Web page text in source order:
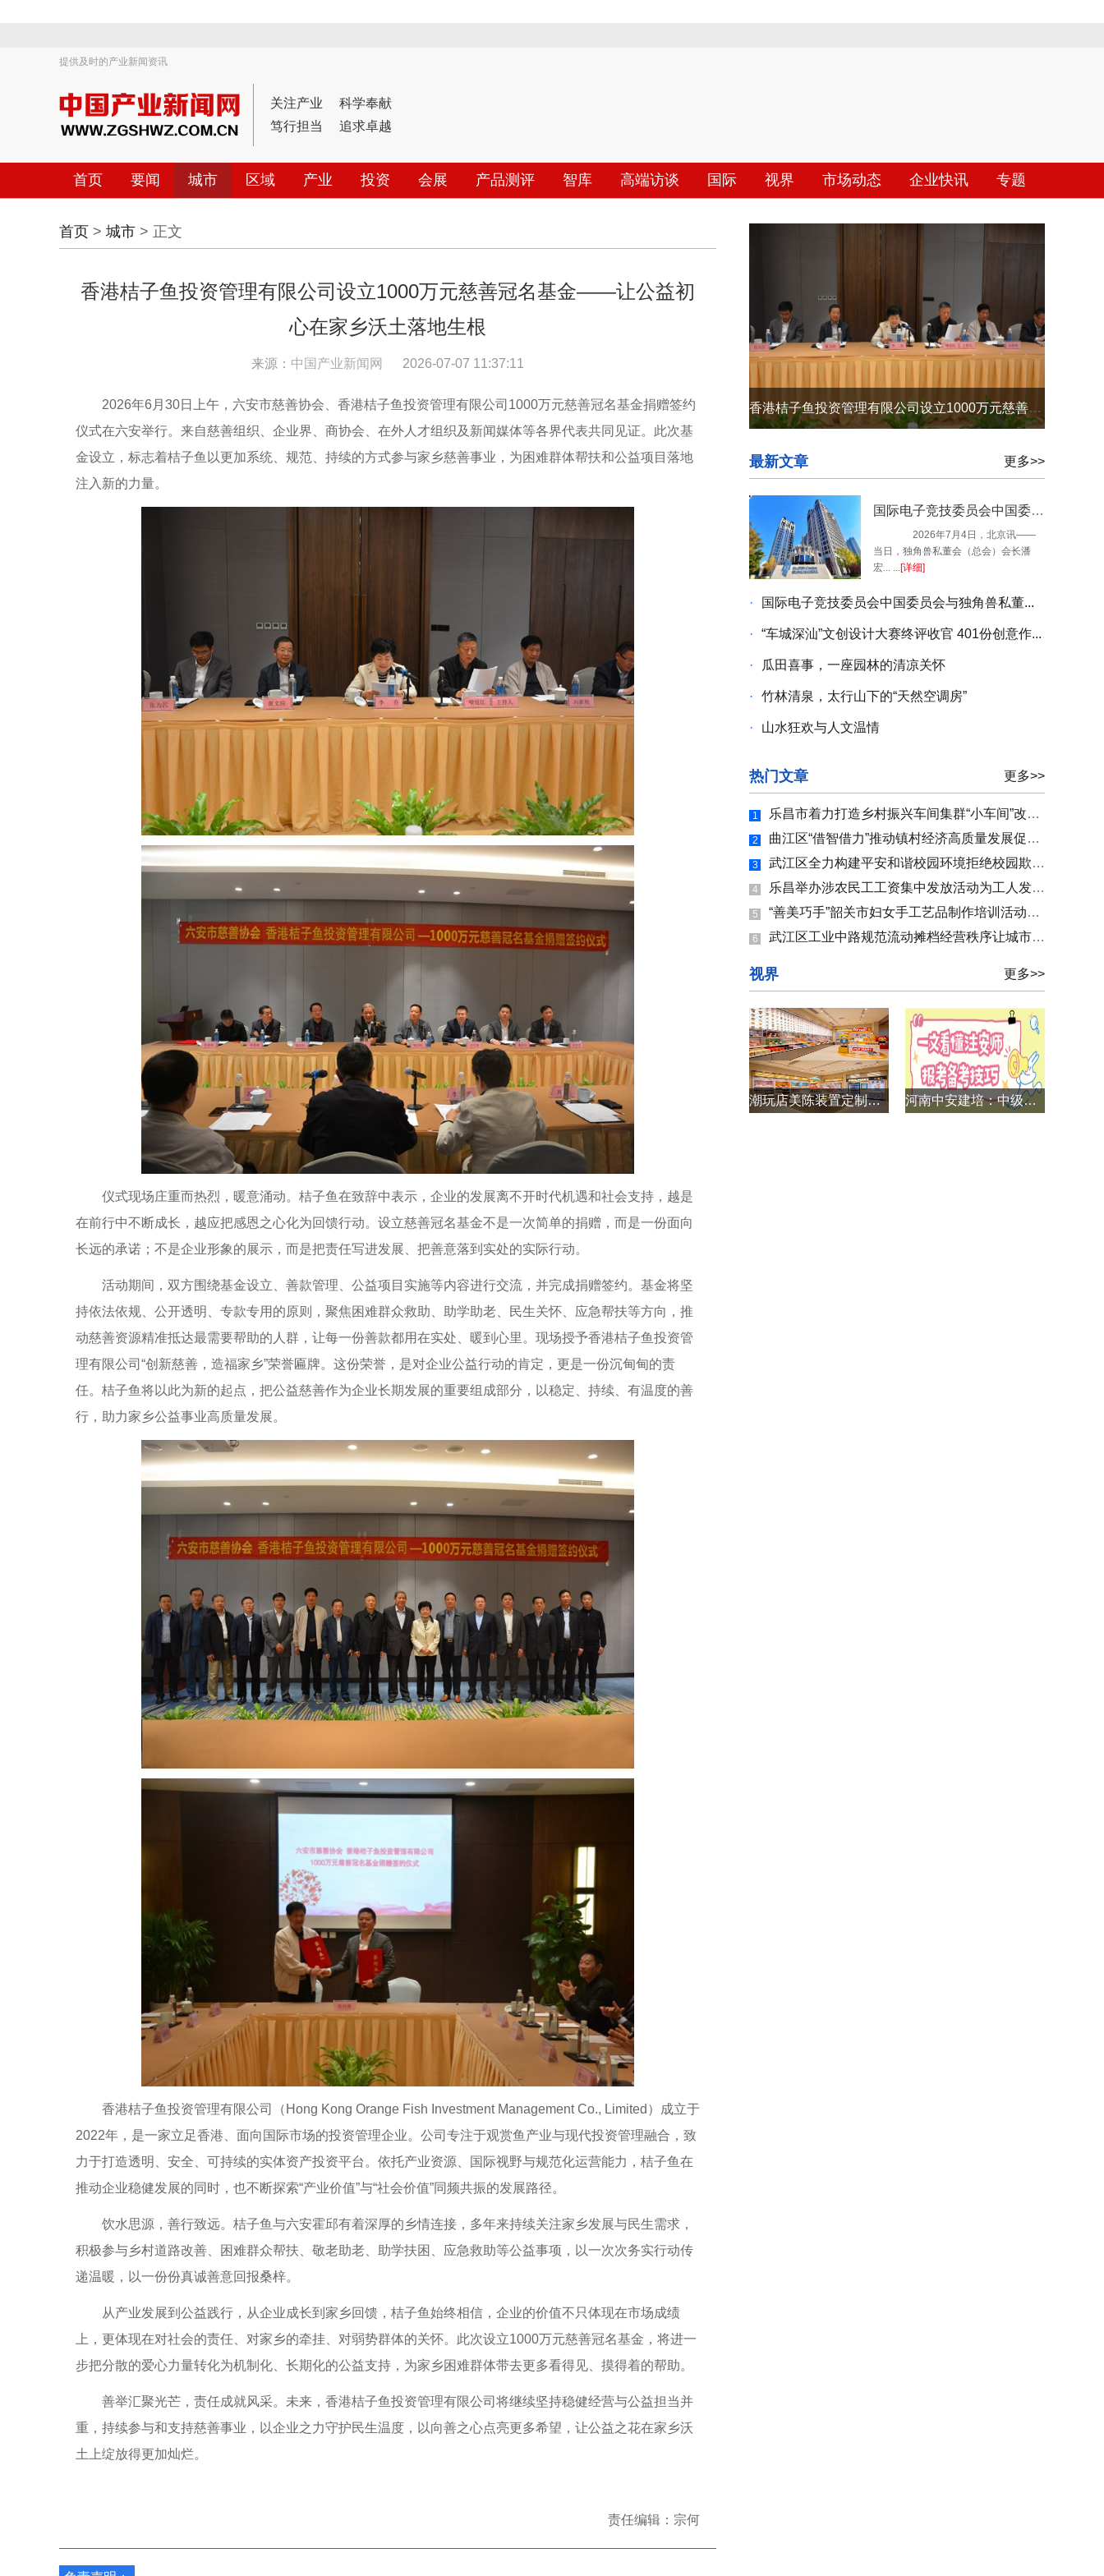
提供及时的产业新闻资讯
关注产业
科学奉献
笃行担当
追求卓越
首页 要闻 城市 区域 产业 投资 会展 产品测评 智库 高端访谈 国际 视界 市场动态 企业快讯 专题
首页 > 城市 > 正文
香港桔子鱼投资管理有限公司设立1000万元慈善冠名基金——让公益初
心在家乡沃土落地生根
来源： 中国产业新闻网 2026-07-07 11:37:11
2026年6月30日上午，六安市慈善协会、香港桔子鱼投资管理有限公司1000万元慈善冠名基金捐赠签约
仪式在六安举行。来自慈善组织、企业界、商协会、在外人才组织及新闻媒体等各界代表共同见证。此次基
金设立，标志着桔子鱼以更加系统、规范、持续的方式参与家乡慈善事业，为困难群体帮扶和公益项目落地
注入新的力量。
仪式现场庄重而热烈，暖意涌动。桔子鱼在致辞中表示，企业的发展离不开时代机遇和社会支持，越是
在前行中不断成长，越应把感恩之心化为回馈行动。设立慈善冠名基金不是一次简单的捐赠，而是一份面向
长远的承诺；不是企业形象的展示，而是把责任写进发展、把善意落到实处的实际行动。
活动期间，双方围绕基金设立、善款管理、公益项目实施等内容进行交流，并完成捐赠签约。基金将坚
持依法依规、公开透明、专款专用的原则，聚焦困难群众救助、助学助老、民生关怀、应急帮扶等方向，推
动慈善资源精准抵达最需要帮助的人群，让每一份善款都用在实处、暖到心里。现场授予香港桔子鱼投资管
理有限公司“创新慈善，造福家乡”荣誉匾牌。这份荣誉，是对企业公益行动的肯定，更是一份沉甸甸的责
任。桔子鱼将以此为新的起点，把公益慈善作为企业长期发展的重要组成部分，以稳定、持续、有温度的善
行，助力家乡公益事业高质量发展。
香港桔子鱼投资管理有限公司（Hong Kong Orange Fish Investment Management Co., Limited）成立于
2022年，是一家立足香港、面向国际市场的投资管理企业。公司专注于观赏鱼产业与现代投资管理融合，致
力于打造透明、安全、可持续的实体资产投资平台。依托产业资源、国际视野与规范化运营能力，桔子鱼在
推动企业稳健发展的同时，也不断探索“产业价值”与“社会价值”同频共振的发展路径。
饮水思源，善行致远。桔子鱼与六安霍邱有着深厚的乡情连接，多年来持续关注家乡发展与民生需求，
积极参与乡村道路改善、困难群众帮扶、敬老助老、助学扶困、应急救助等公益事项，以一次次务实行动传
递温暖，以一份份真诚善意回报桑梓。
从产业发展到公益践行，从企业成长到家乡回馈，桔子鱼始终相信，企业的价值不只体现在市场成绩
上，更体现在对社会的责任、对家乡的牵挂、对弱势群体的关怀。此次设立1000万元慈善冠名基金，将进一
步把分散的爱心力量转化为机制化、长期化的公益支持，为家乡困难群体带去更多看得见、摸得着的帮助。
善举汇聚光芒，责任成就风采。未来，香港桔子鱼投资管理有限公司将继续坚持稳健经营与公益担当并
重，持续参与和支持慈善事业，以企业之力守护民生温度，以向善之心点亮更多希望，让公益之花在家乡沃
土上绽放得更加灿烂。
责任编辑：宗何
香港桔子鱼投资管理有限公司设立1000万元慈善冠名基金——让公益初心在家乡沃土落地生根
更多>>
最新文章
国际电子竞技委员会中国委员会与独角兽私董会达成战略合作｜独角兽私董会（国际会客厅）在京揭牌
2026年7月4日，北京讯——
当日，独角兽私董会（总会）会长潘
宏... ...[详细]
· 国际电子竞技委员会中国委员会与独角兽私董...
· “车城深汕”文创设计大赛终评收官 401份创意作...
· 瓜田喜事，一座园林的清凉关怀
· 竹林清泉，太行山下的“天然空调房”
· 山水狂欢与人文温情
更多>>
热门文章
1 乐昌市着力打造乡村振兴车间集群“小车间”改善“大民生
2 曲江区“借智借力”推动镇村经济高质量发展促进镇村集体
3 武江区全力构建平安和谐校园环境拒绝校园欺凌 护佑“少年
4 乐昌举办涉农民工工资集中发放活动为工人发放拖欠工资36.97
5 “善美巧手”韶关市妇女手工艺品制作培训活动开课助力妇
6 武江区工业中路规范流动摊档经营秩序让城市文明更有温度
更多>>
视界
潮玩店美陈装置定制方案 河南中安建培：中级注安什么时候报名？报考备考技巧一文看懂